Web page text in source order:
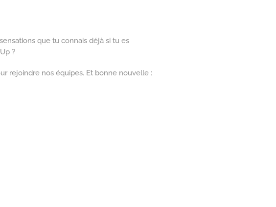
que tu connais déjà si tu es
?
rejoindre nos équipes. Et bonne nouvelle :